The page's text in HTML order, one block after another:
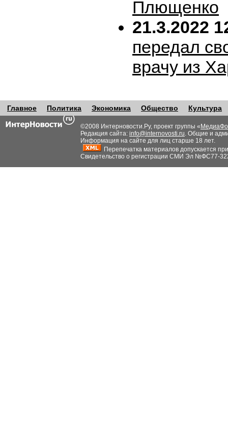
Плющенко
21.3.2022
передал
врачу из
Главное Политика Экономика Общество Культура
©2008 Интерновости.Ру, проект группы «
Редакция сайта: info@internovosti.ru. Общие и
Информация на сайте для лиц старше 18 лет.
Перепечатка материалов допускается
Свидетельство о регистрации СМИ Эл №ФС77-